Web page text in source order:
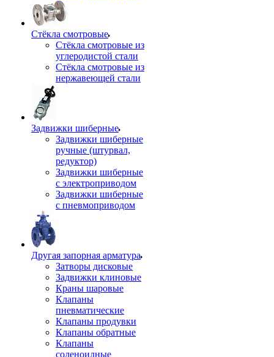
Стёкла смотровые
Стёкла смотровые из
углеродистой стали
Стёкла смотровые из
нержавеющей стали
Задвижки шиберные
Задвижки шиберные
ручные (штурвал,
редуктор)
Задвижки шиберные
с электроприводом
Задвижки шиберные
с пневмоприводом
Другая запорная арматура
Затворы дисковые
Задвижки клиновые
Краны шаровые
Клапаны
пневматические
Клапаны продувки
Клапаны обратные
Клапаны
соленоидные